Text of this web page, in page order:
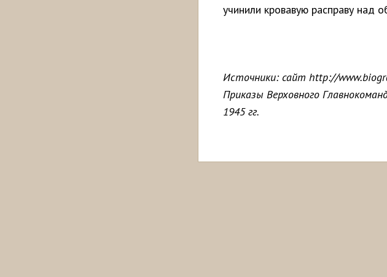
учинили кровавую расправу над
Источники: сайт http://
Приказы Верховного
1945 гг.